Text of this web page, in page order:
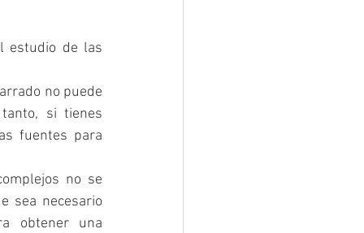
estudio de las
no puede
si tienes
fuentes para
no se
sea necesario
obtener una